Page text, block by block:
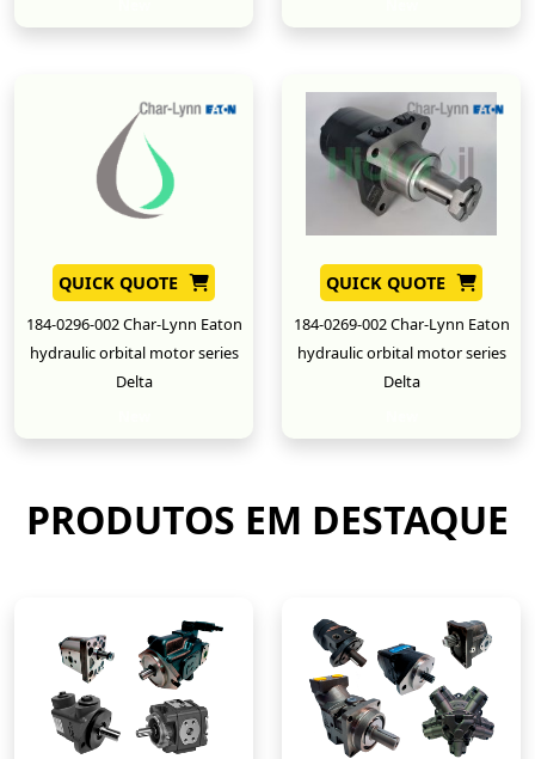
QUICK QUOTE
184-0296-002 Char-Lynn Eaton
hydraulic orbital motor series
Delta
QUICK QUOTE
184-0269-002 Char-Lynn Eaton
hydraulic orbital motor series
Delta
PRODUTOS EM DESTAQUE